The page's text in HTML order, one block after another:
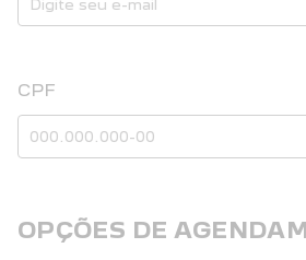
CPF
OPÇÕES DE